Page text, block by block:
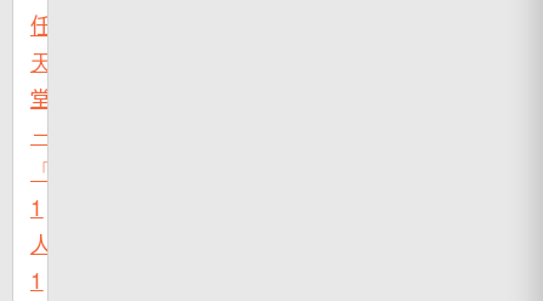
任
天
堂
－
「DS」
1
人
1